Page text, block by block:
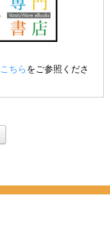
こちら をご参照くださ